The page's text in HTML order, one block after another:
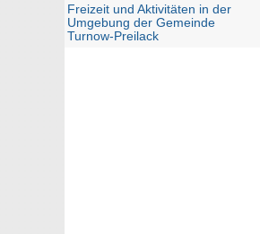
Freizeit und Aktivitäten in der
Umgebung der Gemeinde
Turnow-Preilack